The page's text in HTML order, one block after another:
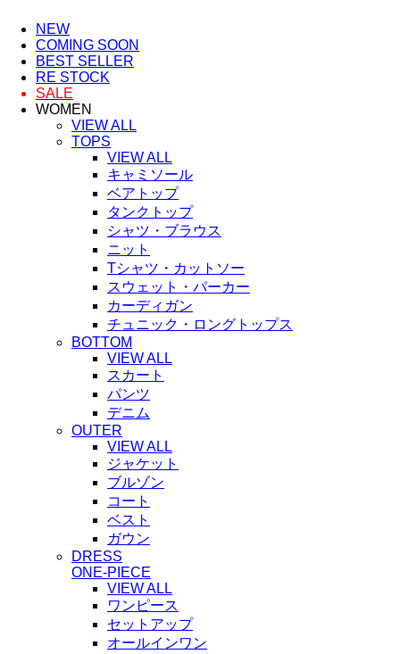
NEW
COMING SOON
BEST SELLER
RE STOCK
SALE
WOMEN
VIEW ALL
TOPS
VIEW ALL
キャミソール
ベアトップ
タンクトップ
シャツ・ブラウス
ニット
Tシャツ・カットソー
スウェット・パーカー
カーディガン
チュニック・ロングトップス
BOTTOM
VIEW ALL
スカート
パンツ
デニム
OUTER
VIEW ALL
ジャケット
ブルゾン
コート
ベスト
ガウン
DRESS
ONE-PIECE
VIEW ALL
ワンピース
セットアップ
オールインワン